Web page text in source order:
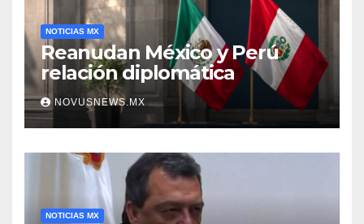
NOTICIAS MX
Reanudan México y Perú
relación diplomática
NOVUSNEWS.MX
NOTICIAS MX